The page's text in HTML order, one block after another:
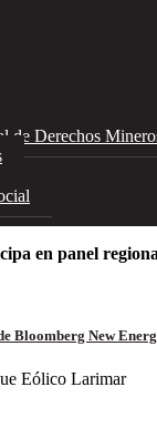
de Derechos
en panel
Bloomberg New
Eólico Larimar